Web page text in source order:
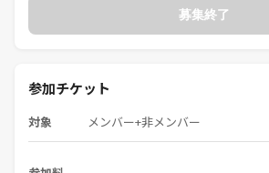
募集終了
参加チケット
対象 メンバー+非メンバー